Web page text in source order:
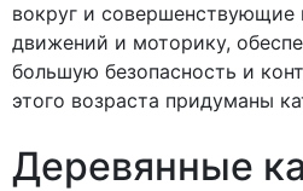
вокруг и
движений и моторику,
большую безопасность и
этого возраста придуманы
Деревянные